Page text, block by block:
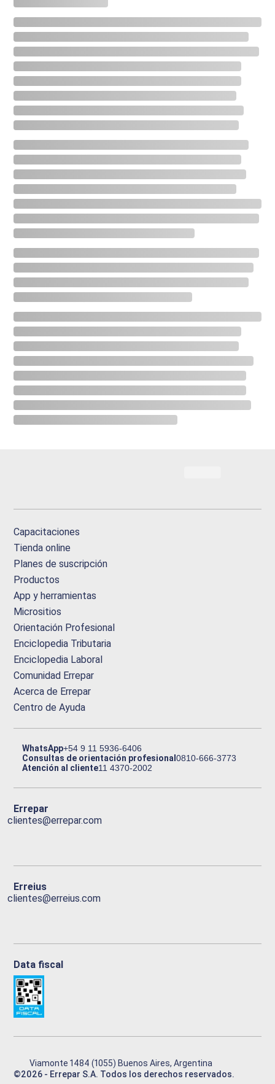
Capacitaciones
Tienda online
Planes de suscripción
Productos
App y herramientas
Micrositios
Orientación Profesional
Enciclopedia Tributaria
Enciclopedia Laboral
Comunidad Errepar
Acerca de Errepar
Centro de Ayuda
WhatsApp+54 9 11 5936-6406
Consultas de orientación profesional0810-666-3773
Atención al cliente11 4370-2002
Errepar
clientes@errepar.com
Erreius
clientes@erreius.com
Data fiscal
Viamonte 1484 (1055) Buenos Aires, Argentina
©2026 - Errepar S.A. Todos los derechos reservados.